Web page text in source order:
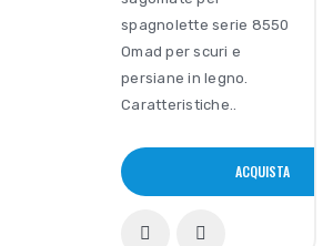
spagnolette serie 8550
Omad per scuri e
persiane in legno.
Caratteristiche..
ACQUISTA